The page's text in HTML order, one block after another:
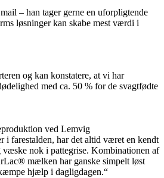
– han tager gerne en uforpligtende
løsninger kan skabe mest værdi i
og kan konstatere, at vi har
med ca. 50 % for de svagtfødte
ved Lemvig
i farestalden, har det altid været en kendt
nok i pattegrise. Kombinationen af
mælken har ganske simpelt løst
hjælp i dagligdagen.“